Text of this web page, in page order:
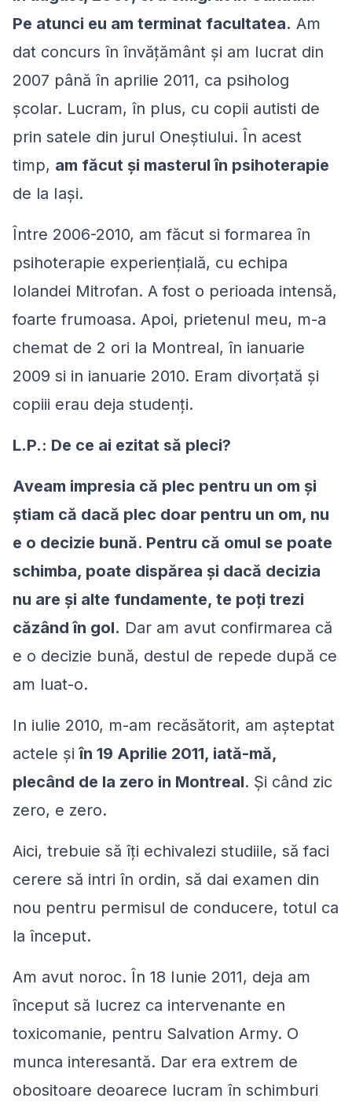
Pe atunci eu am terminat facultatea. Am
dat concurs în învățământ şi am lucrat din
2007 până în aprilie 2011, ca psiholog
școlar. Lucram, în plus, cu copii autisti de
prin satele din jurul Oneştiului. În acest
timp, am făcut şi masterul în psihoterapie
de la Iași.
Între 2006-2010, am făcut si formarea în
psihoterapie experienţială, cu echipa
Iolandei Mitrofan. A fost o perioada intensă,
foarte frumoasa. Apoi, prietenul meu, m-a
chemat de 2 ori la Montreal, în ianuarie
2009 si in ianuarie 2010. Eram divorțată şi
copiii erau deja studenți.
L.P.: De ce ai ezitat să pleci?
Aveam impresia că plec pentru un om şi
știam că dacă plec doar pentru un om, nu
e o decizie bună. Pentru că omul se poate
schimba, poate dispărea şi dacă decizia
nu are şi alte fundamente, te poţi trezi
căzând în gol. Dar am avut confirmarea că
e o decizie bună, destul de repede după ce
am luat-o.
In iulie 2010, m-am recăsătorit, am așteptat
actele şiîn 19 Aprilie 2011, iată-mă,
plecând de la zero in Montreal. Şi când zic
zero, e zero.
Aici, trebuie să îţi echivalezi studiile, să faci
cerere să intri în ordin, să dai examen din
nou pentru permisul de conducere, totul ca
la început.
Am avut noroc. În 18 Iunie 2011, deja am
început să lucrez ca intervenante en
toxicomanie, pentru Salvation Army. O
munca interesantă. Dar era extrem de
obositoare deoarece lucram în schimburi